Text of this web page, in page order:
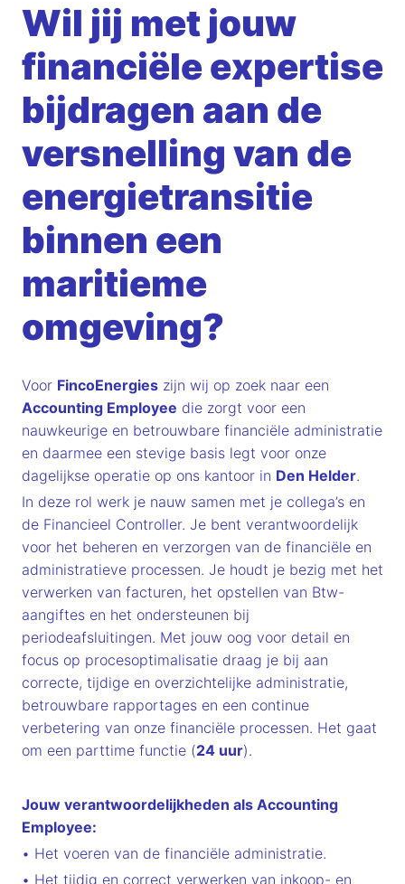
Wil jij met jouw
financiële expertise
bijdragen aan de
versnelling van de
energietransitie
binnen een
maritieme
omgeving?
Voor FincoEnergies zijn wij op zoek naar een
Accounting Employee die zorgt voor een
nauwkeurige en betrouwbare financiële administratie
en daarmee een stevige basis legt voor onze
dagelijkse operatie op ons kantoor in Den Helder.
In deze rol werk je nauw samen met je collega’s en
de Financieel Controller. Je bent verantwoordelijk
voor het beheren en verzorgen van de financiële en
administratieve processen. Je houdt je bezig met het
verwerken van facturen, het opstellen van Btw-
aangiftes en het ondersteunen bij
periodeafsluitingen. Met jouw oog voor detail en
focus op procesoptimalisatie draag je bij aan
correcte, tijdige en overzichtelijke administratie,
betrouwbare rapportages en een continue
verbetering van onze financiële processen. Het gaat
om een parttime functie (24 uur).
Jouw verantwoordelijkheden als Accounting
Employee:
• Het voeren van de financiële administratie.
• Het tijdig en correct verwerken van inkoop- en